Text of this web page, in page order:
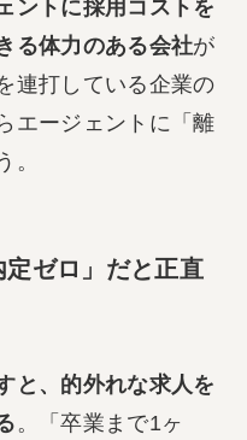
ントに採用コストを
る体力のある会社が
連打している企業の
エージェントに「離
。
ゼロ」だと正直
と、的外れな求人を
。「卒業まで1ヶ